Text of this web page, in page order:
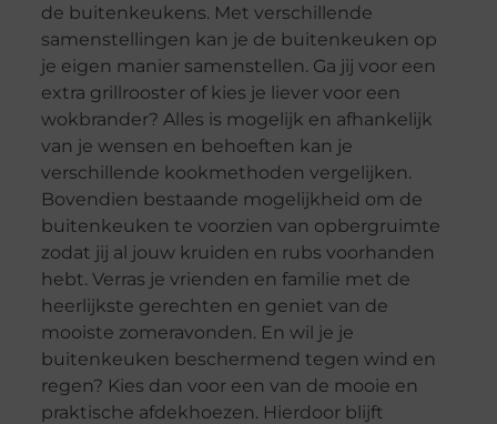
de buitenkeukens. Met verschillende
samenstellingen kan je de buitenkeuken op
je eigen manier samenstellen. Ga jij voor een
extra grillrooster of kies je liever voor een
wokbrander? Alles is mogelijk en afhankelijk
van je wensen en behoeften kan je
verschillende kookmethoden vergelijken.
Bovendien bestaande mogelijkheid om de
buitenkeuken te voorzien van opbergruimte
zodat jij al jouw kruiden en rubs voorhanden
hebt. Verras je vrienden en familie met de
heerlijkste gerechten en geniet van de
mooiste zomeravonden. En wil je je
buitenkeuken beschermend tegen wind en
regen? Kies dan voor een van de mooie en
praktische afdekhoezen. Hierdoor blijft